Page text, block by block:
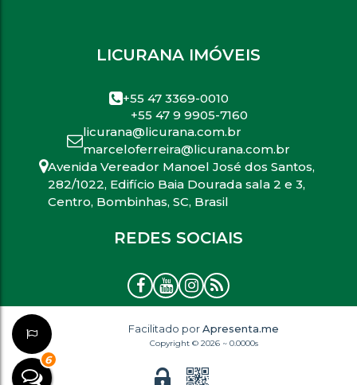
6
LICURANA IMÓVEIS
+55 47 3369-0010
+55 47 9 9905-7160
licurana@licurana.com.br
marceloferreira@licurana.com.br
Avenida Vereador Manoel José dos Santos,
282/1022, Edifício Baia Dourada sala 2 e 3,
Centro, Bombinhas, SC, Brasil
REDES SOCIAIS
Facilitado porApresenta.me
Copyright © 2026 ~ 0.0000s